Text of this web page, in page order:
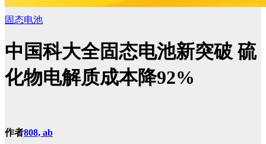
固态电池
中国科大全固态电池新突破 硫
化物电解质成本降92%
作者808, ab